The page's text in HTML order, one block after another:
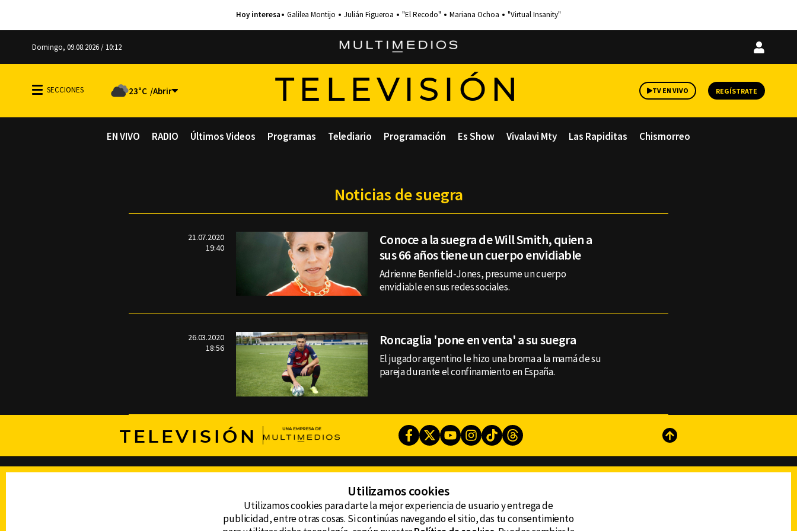
Galilea Montijo Julián Figueroa "El Recodo" Mariana Ochoa "Virtual Insanity"
Domingo, 09.08.2026 / 10:12
Iniciar
23°C TELEVISIÓN TV EN VIVO REGÍSTRATE
EN VIVO RADIO Últimos Videos Programas Telediario Programación Es Show Vivalavi Mty Las Rapiditas Chismorreo
Noticias de suegra
21.07.2020
19:40
Conoce a la suegra de Will Smith, quien a
sus 66 años tiene un cuerpo envidiable
Adrienne Benfield-Jones, presume un cuerpo
envidiable en sus redes sociales.
26.03.2020
18:56
Roncaglia 'pone en venta' a su suegra
El jugador argentino le hizo una broma a la mamá de su
pareja durante el confinamiento en España.
TELEVISIÓN Facebook
TwitterYoutubeInstagram
TikTokThreads Subir
cualquier medio electrónico o magnético.
AVISO DE PRIVACIDAD
AVISO LEGAL
DEFENSORÍA DE LAS AUDIENCIAS
Utilizamos cookies
Utilizamos cookies para darte la mejor experiencia de usuario y entrega de
publicidad, entre otras cosas. Si continúas navegando el sitio, das tu consentimiento